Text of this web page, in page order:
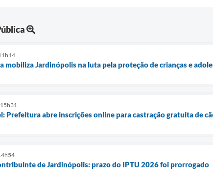
mobiliza Jardinópolis na luta pela proteção de crianças e
Prefeitura abre inscrições online para castração gratuita de
de Jardinópolis: prazo do IPTU 2026 foi prorrogado